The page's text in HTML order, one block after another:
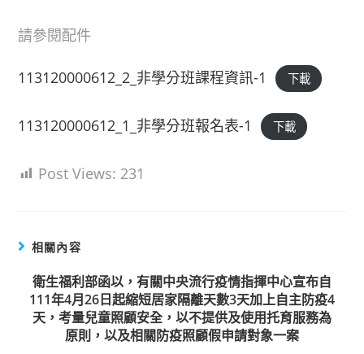
請參閱配件
113120000612_2_非學分班課程資訊-1 下載
113120000612_1_非學分班報名表-1 下載
Post Views: 231
相關內容
衛生福利部函以，有關中央流行疫情指揮中心宣布自
111年4月26日起縮短居家隔離天數3天加上自主防疫4
天，考量兒童照顧安全，以不提供及使用托育服務為
原則，以及相關防疫照顧假申請對象一案